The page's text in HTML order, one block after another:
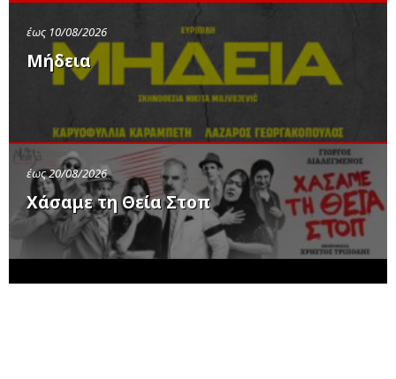
έως 10/08/2026
Μήδεια
έως 20/08/2026
Χάσαμε τη Θεία Στοπ